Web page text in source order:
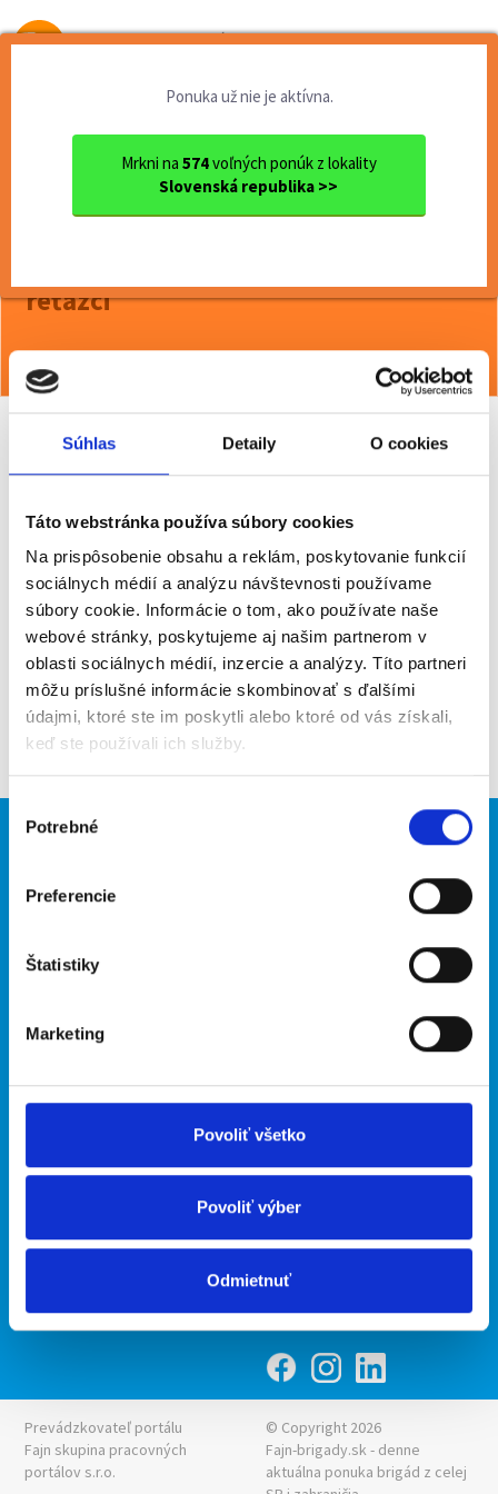
Súhlas Detaily O cookies
Táto webstránka používa súbory cookies
Na prispôsobenie obsahu a reklám, poskytovanie funkcií
sociálnych médií a analýzu návštevnosti používame
súbory cookie. Informácie o tom, ako používate naše
webové stránky, poskytujeme aj našim partnerom v
oblasti sociálnych médií, inzercie a analýzy. Títo partneri
môžu príslušné informácie skombinovať s ďalšími
údajmi, ktoré ste im poskytli alebo ktoré od vás získali,
keď ste používali ich služby.
Výber
súhlasu
Potrebné
Preferencie
Štatistiky
Marketing
Povoliť všetko
Povoliť výber
Odmietnuť
Od prvej brigády
Ponuka už nie je aktívna.
Mrkni na 574voľných ponúk z lokality
Slovenská republika >>
Ok. Zvolen
Termín 27.06. Pokladník / d...
<< Späť
reťazci
Viac o ponuke >>
Odporučiť kamarátovi
Poslať na email
Upozorniť na inzerát
Pridať do obľúbených
Späť
Nové brigády
Kontakt
Podmienky
Zásady ochrany osobných
údajov
INwork.cz
Fajn práce
Fajn-brigady.sk
Prevádzkovateľ portálu
Fajn skupina pracovných
portálov s.r.o.
© Copyright 2026
Fajn-brigady.sk - denne
aktuálna ponuka brigád z celej